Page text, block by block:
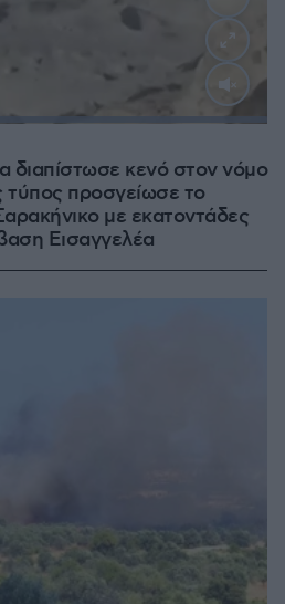
:
διαπίστωσε κενό στον νόμο
τύπος προσγείωσε το
με εκατοντάδες
Εισαγγελέα